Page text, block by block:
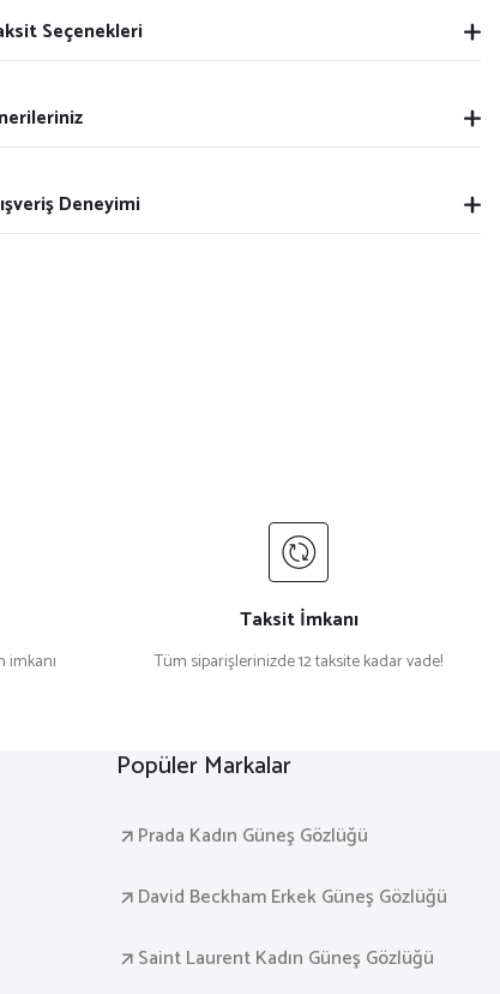
Seçenekleri
Deneyimi
imkanı
Taksit İmkanı
Tüm siparişlerinizde 12 taksite kadar vade!
Popüler Markalar
Prada Kadın Güneş Gözlüğü
David Beckham Erkek Güneş Gözlüğü
Saint Laurent Kadın Güneş Gözlüğü